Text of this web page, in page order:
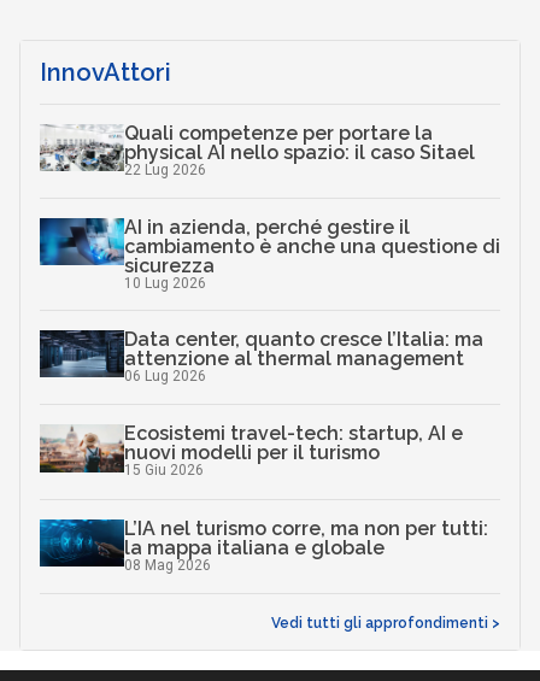
InnovAttori
Quali competenze per portare la
physical AI nello spazio: il caso Sitael
22 Lug 2026
AI in azienda, perché gestire il
cambiamento è anche una questione di
sicurezza
10 Lug 2026
Data center, quanto cresce l’Italia: ma
attenzione al thermal management
06 Lug 2026
Ecosistemi travel-tech: startup, AI e
nuovi modelli per il turismo
15 Giu 2026
L’IA nel turismo corre, ma non per tutti:
la mappa italiana e globale
08 Mag 2026
Vedi tutti gli approfondimenti >